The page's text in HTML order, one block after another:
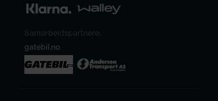
Samarbeidspartnere:
gatebil.no